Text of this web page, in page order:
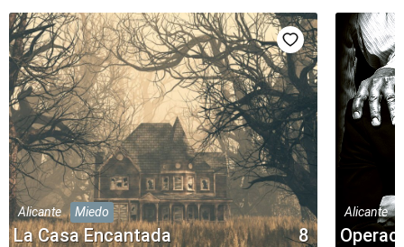
Alicante Miedo
La Casa Encantada 8
Alicante